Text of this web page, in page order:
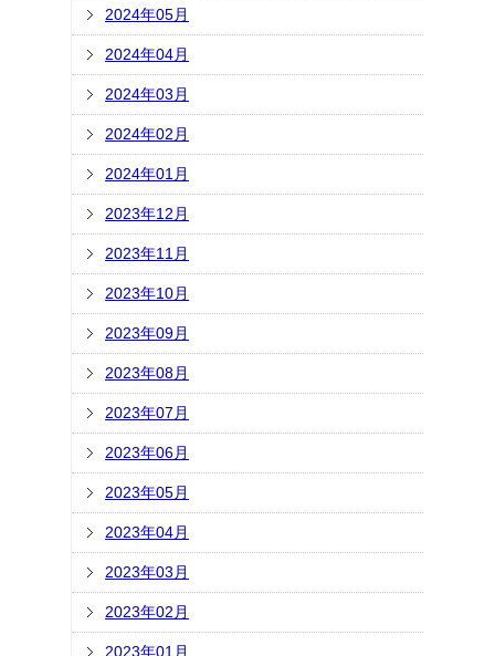
2024年05月
2024年04月
2024年03月
2024年02月
2024年01月
2023年12月
2023年11月
2023年10月
2023年09月
2023年08月
2023年07月
2023年06月
2023年05月
2023年04月
2023年03月
2023年02月
2023年01月